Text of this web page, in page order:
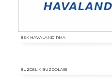
BSK HAVALANDIRMA
BUZÇELİK BUZDOLABI